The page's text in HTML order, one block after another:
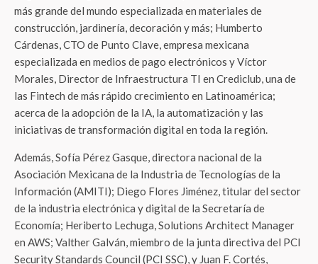
más grande del mundo especializada en materiales de
construcción, jardinería, decoración y más; Humberto
Cárdenas, CTO de Punto Clave, empresa mexicana
especializada en medios de pago electrónicos y Víctor
Morales, Director de Infraestructura TI en Crediclub, una de
las Fintech de más rápido crecimiento en Latinoamérica;
acerca de la adopción de la IA, la automatización y las
iniciativas de transformación digital en toda la región.
Además, Sofía Pérez Gasque, directora nacional de la
Asociación Mexicana de la Industria de Tecnologías de la
Información (AMITI); Diego Flores Jiménez, titular del sector
de la industria electrónica y digital de la Secretaría de
Economía; Heriberto Lechuga, Solutions Architect Manager
en AWS; Valther Galván, miembro de la junta directiva del PCI
Security Standards Council (PCI SSC), y Juan F. Cortés,